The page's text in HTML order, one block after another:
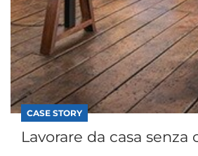
CASE STORY
Lavorare da casa senza